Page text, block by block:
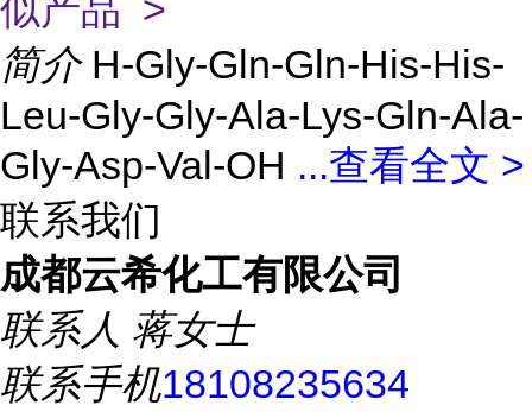
似产品 >
简介 H-Gly-Gln-Gln-His-His-
Leu-Gly-Gly-Ala-Lys-Gln-Ala-
Gly-Asp-Val-OH ...查看全文 >
联系我们
成都云希化工有限公司
联系人 蒋女士
联系手机18108235634